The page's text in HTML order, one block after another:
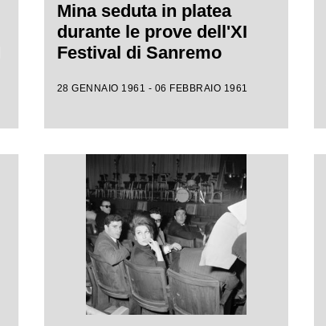
Mina seduta in platea
durante le prove dell'XI
Festival di Sanremo
28 GENNAIO 1961 - 06 FEBBRAIO 1961